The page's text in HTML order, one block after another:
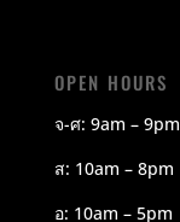
OPEN HOURS
จ-ศ: 9am – 9pm
ส: 10am – 8pm
อ: 10am – 5pm